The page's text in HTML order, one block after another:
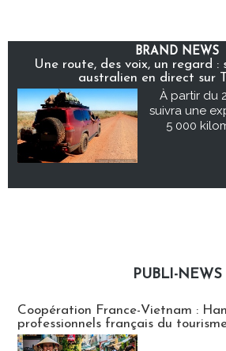
BRAND NEWS
Une route, des voix, un regard :
australien en direct sur
À partir du
suivra une
5 000
PUBLI-NEWS
Coopération France-Vietnam :
professionnels français du